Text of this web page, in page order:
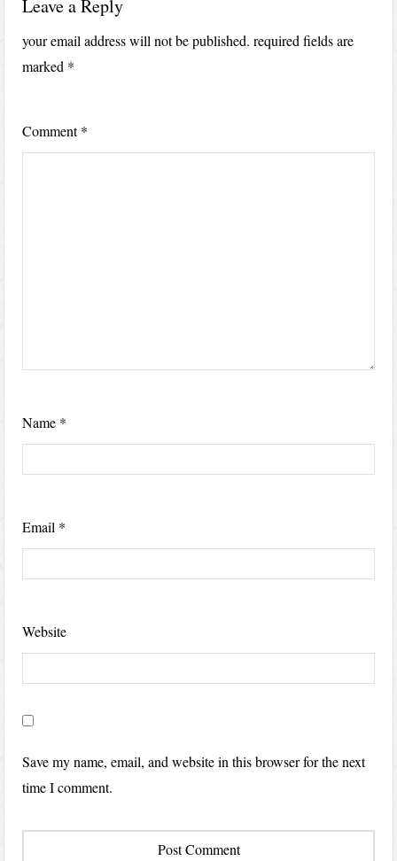
Leave a Reply
your email address will not be published. required fields are
marked *
Comment*
Name *
Email *
Website
Save my name, email, and website in this browser for the next
time I comment.